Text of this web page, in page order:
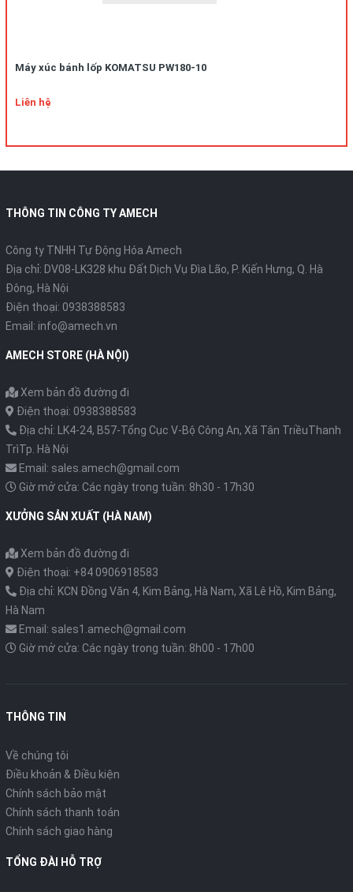
Máy xúc bánh lốp KOMATSU PW180-10
Liên hệ
THÔNG TIN CÔNG TY AMECH
Công ty TNHH Tự Động Hóa Amech
Địa chỉ: DV08-LK328 khu Đất Dịch Vụ Đìa Lão, P. Kiến Hưng, Q. Hà
Đông, Hà Nội
Điện thoại: 0938388583
Email: info@amech.vn
AMECH STORE (HÀ NỘI)
Xem bản đồ đường đi
Điện thoại: 0938388583
Địa chỉ: LK4-24, B57-Tổng Cục V-Bộ Công An, Xã Tân TriềuThanh
TrìTp. Hà Nội
Email: sales.amech@gmail.com
Giờ mở cửa: Các ngày trong tuần: 8h30 - 17h30
XƯỞNG SẢN XUẤT (HÀ NAM)
Xem bản đồ đường đi
Điện thoại: +84 0906918583
Địa chỉ: KCN Đồng Văn 4, Kim Bảng, Hà Nam, Xã Lê Hồ, Kim Bảng,
Hà Nam
Email: sales1.amech@gmail.com
Giờ mở cửa: Các ngày trong tuần: 8h00 - 17h00
THÔNG TIN
Về chúng tôi
Điều khoản & Điều kiện
Chính sách bảo mật
Chính sách thanh toán
Chính sách giao hàng
TỔNG ĐÀI HỖ TRỢ